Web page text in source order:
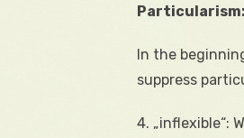
Particularism:
In the
suppress
4. „inflexible“: